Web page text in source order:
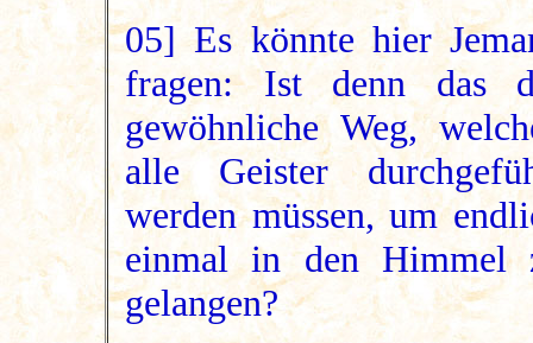
05] Es könnte hier
fragen: Ist denn das
gewöhnliche Weg,
alle Geister
werden müssen, um
einmal in den Himmel
gelangen?